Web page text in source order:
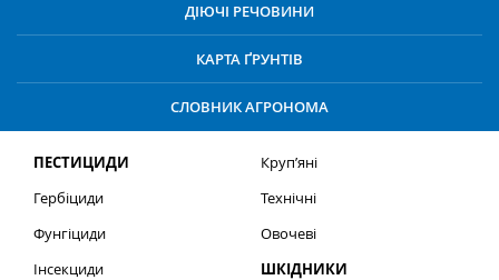
ДІЮЧІ РЕЧОВИНИ
КАРТА ҐРУНТІВ
СЛОВНИК АГРОНОМА
ПЕСТИЦИДИ
Гербіциди
Фунгіциди
Інсекциди
Круп’яні
Технічні
Овочеві
ШКІДНИКИ